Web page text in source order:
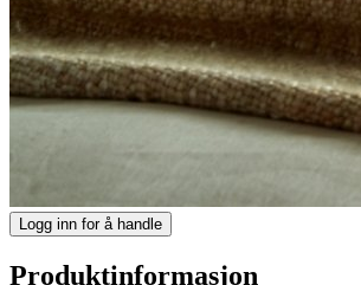
Logg inn for å handle
Produktinformasjon